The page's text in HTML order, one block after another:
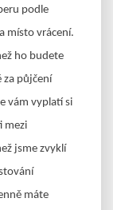
podle
místo vrácení.
ho budete
za půjčení
vám vyplatí si
mezi
jsme zvyklí
máte